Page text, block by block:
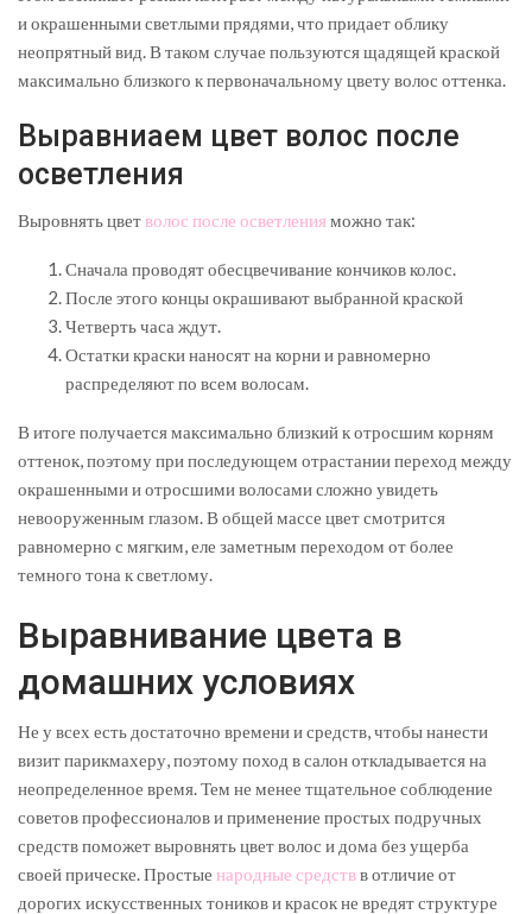
и окрашенными светлыми прядями, что придает облику
неопрятный вид. В таком случае пользуются щадящей краской
максимально близкого к первоначальному цвету волос оттенка.
Выравниаем цвет волос после
осветления
Выровнять цветволос после осветления можно так:
Сначала проводят обесцвечивание кончиков колос.
После этого концы окрашивают выбранной краской
Четверть часа ждут.
Остатки краски наносят на корни и равномерно
распределяют по всем волосам.
В итоге получается максимально близкий к отросшим корням
оттенок, поэтому при последующем отрастании переход между
окрашенными и отросшими волосами сложно увидеть
невооруженным глазом. В общей массе цвет смотрится
равномерно с мягким, еле заметным переходом от более
темного тона к светлому.
Выравнивание цвета в
домашних условиях
Не у всех есть достаточно времени и средств, чтобы нанести
визит парикмахеру, поэтому поход в салон откладывается на
неопределенное время. Тем не менее тщательное соблюдение
советов профессионалов и применение простых подручных
средств поможет выровнять цвет волос и дома без ущерба
своей прическе. Простые народные средствв отличие от
дорогих искусственных тоников и красок не вредят структуре